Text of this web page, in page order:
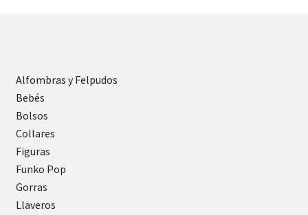
Alfombras y Felpudos
Bebés
Bolsos
Collares
Figuras
Funko Pop
Gorras
Llaveros